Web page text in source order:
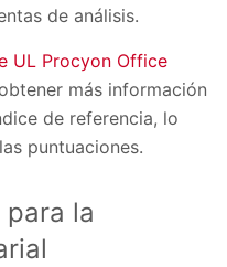
de análisis.
UL Procyon Office
más información
de referencia, lo
puntuaciones.
para la